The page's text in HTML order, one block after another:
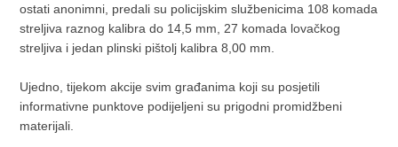
ostati anonimni, predali su policijskim službenicima 108 komada
streljiva raznog kalibra do 14,5 mm, 27 komada lovačkog
streljiva i jedan plinski pištolj kalibra 8,00 mm.
Ujedno, tijekom akcije svim građanima koji su posjetili
informativne punktove podijeljeni su prigodni promidžbeni
materijali.